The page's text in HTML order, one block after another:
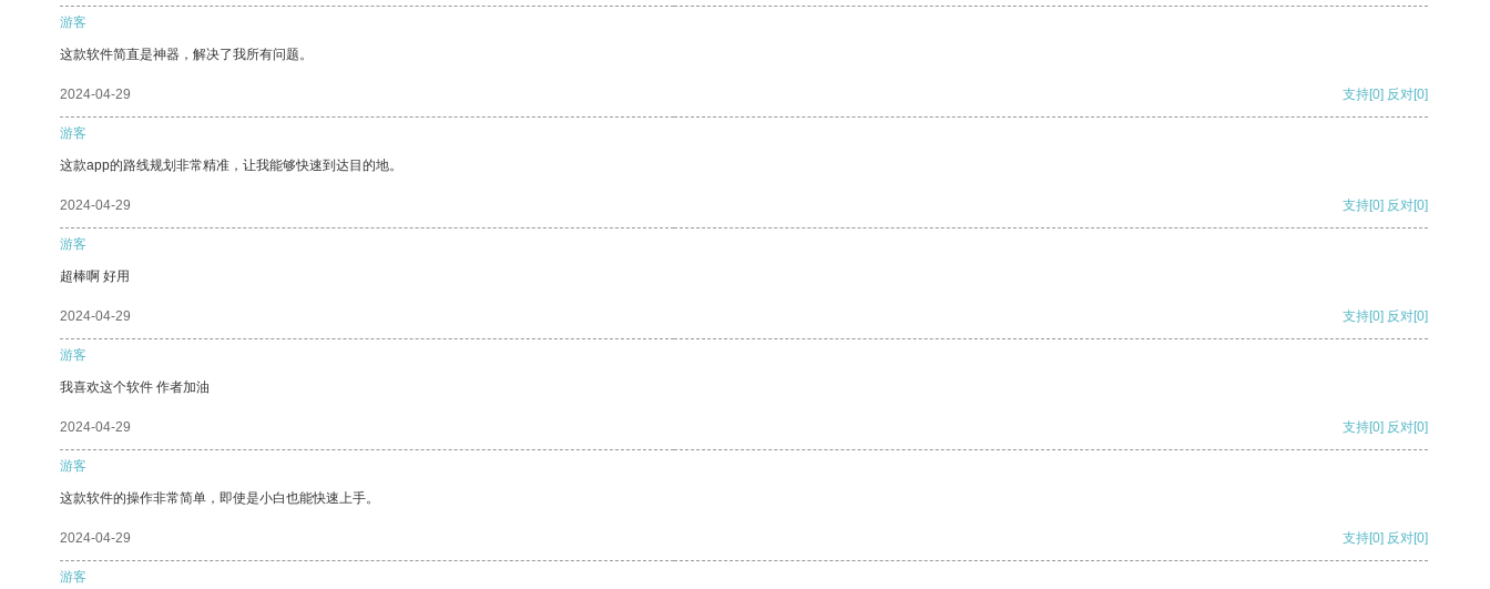
游客
这款软件简直是神器，解决了我所有问题。
2024-04-29 支持[0] 反对[0]
游客
这款app的路线规划非常精准，让我能够快速到达目的地。
2024-04-29 支持[0] 反对[0]
游客
超棒啊 好用
2024-04-29 支持[0] 反对[0]
游客
我喜欢这个软件 作者加油
2024-04-29 支持[0] 反对[0]
游客
这款软件的操作非常简单，即使是小白也能快速上手。
2024-04-29 支持[0] 反对[0]
游客